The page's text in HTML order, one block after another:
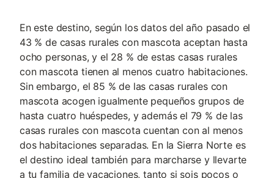
En este destino, según los datos del año pasado el
43 % de casas rurales con mascota aceptan hasta
ocho personas, y el 28 % de estas casas rurales
con mascota tienen al menos cuatro habitaciones.
Sin embargo, el 85 % de las casas rurales con
mascota acogen igualmente pequeños grupos de
hasta cuatro huéspedes, y además el 79 % de las
casas rurales con mascota cuentan con al menos
dos habitaciones separadas. En la Sierra Norte es
el destino ideal también para marcharse y llevarte
a tu familia de vacaciones, tanto si sois pocos o